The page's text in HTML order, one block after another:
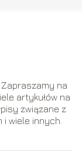
na
artykułów na
związane z
wiele innych.